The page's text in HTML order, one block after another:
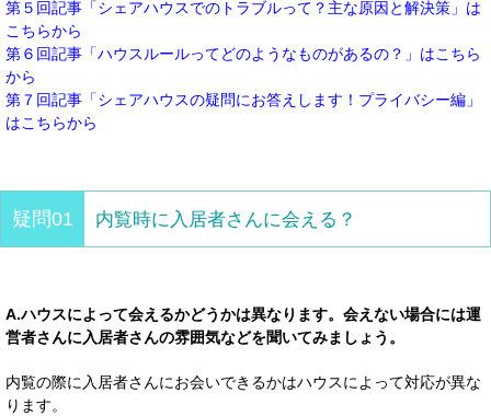
第５回記事「シェアハウスでのトラブルって？主な原因と解決策」は
こちらから
第６回記事「ハウスルールってどのようなものがあるの？」はこちら
から
第７回記事「シェアハウスの疑問にお答えします！プライバシー編」
はこちらから
疑問01 内覧時に入居者さんに会える？
A.ハウスによって会えるかどうかは異なります。会えない場合には運
営者さんに 入居者さんの雰囲気などを聞いてみましょう。
内覧の際に入居者さんにお会いできるかはハウスによって対応が異な
ります。